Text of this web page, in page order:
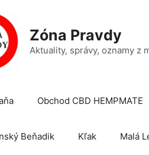
Zóna Pravdy
Aktuality, správy, oznamy z
Obchod CBD HEMPMATE
Beňadik Kľak Malá